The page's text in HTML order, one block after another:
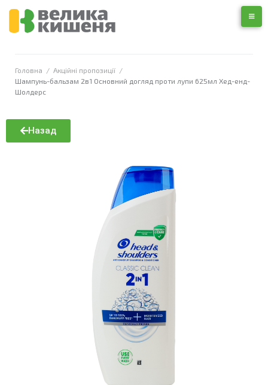
Головна / Акційні пропозиції /
Шампунь-бальзам 2в1 Основний догляд проти лупи 625мл Хед-енд-
Шолдерс
Назад